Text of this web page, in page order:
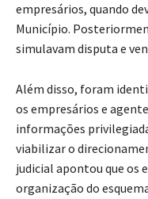
empresários, quando
Município.
simulavam disputa e
Além disso, foram
os empresários e
informações
viabilizar o
judicial apontou que os
organização do